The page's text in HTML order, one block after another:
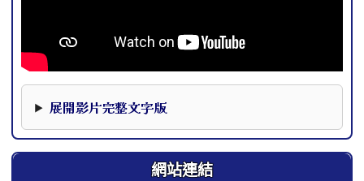
展開影片完整文字版
網站連結